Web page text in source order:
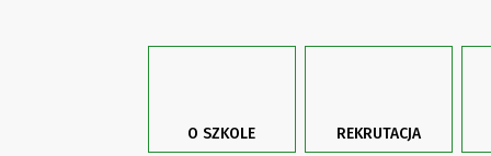
O SZKOLE REKRUTACJA